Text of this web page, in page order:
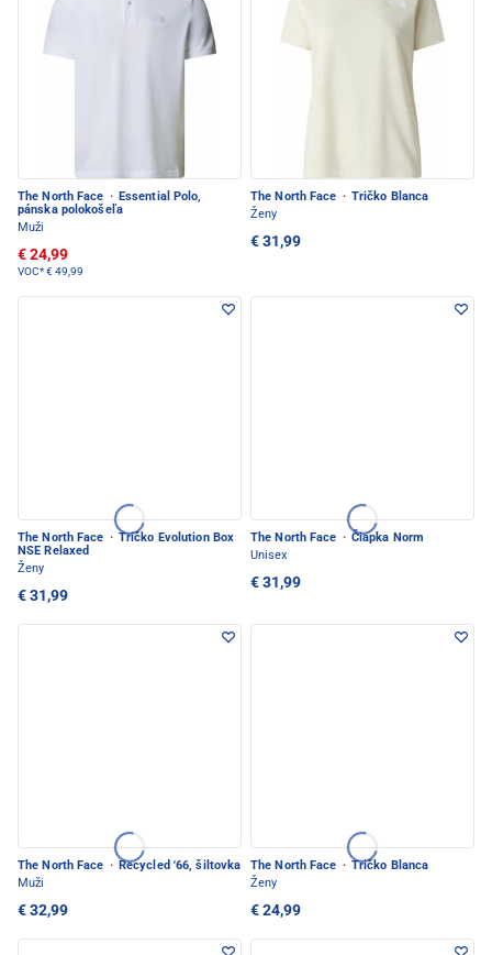
The North Face · Essential Polo,
pánska polokošeľa
Muži
€ 24,99
VOC*€ 49,99
The North Face · Tričko Blanca
Ženy
€ 31,99
The North Face · Tričko Evolution Box
NSE Relaxed
Ženy
€ 31,99
The North Face · Čiapka Norm
Unisex
€ 31,99
The North Face · Recycled '66, šiltovka
Muži
€ 32,99
The North Face · Tričko Blanca
Ženy
€ 24,99